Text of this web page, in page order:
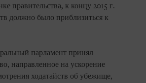
правительства, к концу 2015 г.
должно было приблизиться к
парламент принял
направленное на ускорение
ходатайств об убежище,